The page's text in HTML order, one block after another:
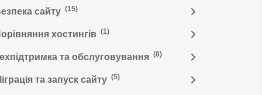
сайту (15)
хостингів (1)
та обслуговування (8)
та запуск сайту (5)